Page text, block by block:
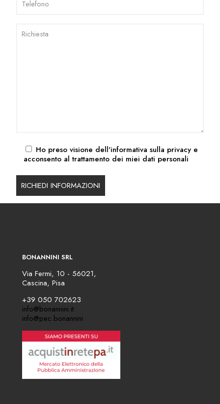
Ho preso visione dell'informativa sulla privacy e
acconsento al trattamento dei miei dati personali
BONANNINI SRL
Via Fermi, 10 - 56021,
Cascina, Pisa
+39 050 702623
info@bonannini.it
info@pec.bonannini